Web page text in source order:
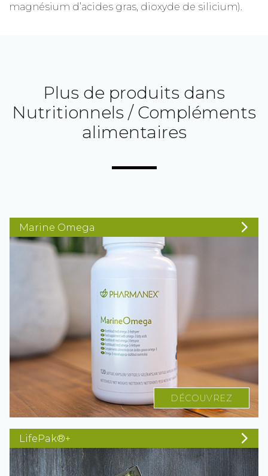
magnésium d’acides gras, dioxyde de silicium).
Plus de produits dans
Nutritionnels / Compléments
alimentaires
Marine Omega
DÉCOUVREZ
LifePak®+